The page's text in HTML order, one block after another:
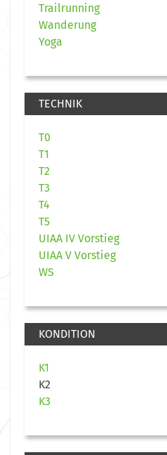
Trailrunning
Wanderung
Yoga
TECHNIK
T0
T1
T2
T3
T4
T5
UIAA IV Vorstieg
UIAA V Vorstieg
WS
KONDITION
K1
K2
K3